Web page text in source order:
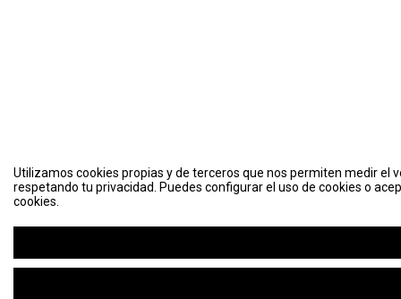
Utilizamos cookies propias y de terceros que nos permiten medir el
respetando tu privacidad. Puedes configurar el uso de cookies o
cookies.